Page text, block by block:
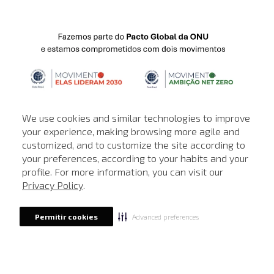
We use cookies and similar technologies to improve
your experience, making browsing more agile and
customized, and to customize the site according to
your preferences, according to your habits and your
profile. For more information, you can visit our
Privacy Policy.
Permitir cookies Advanced preferences
© © Copyright 2000-2026 - Todos os direitos reservados. A Loja de
John John reserva-se no direito de corrigir ou alterar informações
Em caso de dúvidas:0800 990 5500.
Horário de Atendimentodas 8h às 20h de segunda a sábado, exceto